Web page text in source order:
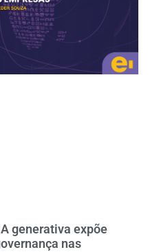
generativa expõe
nas